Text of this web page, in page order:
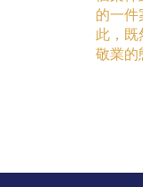
的一件
此，既
敬業的